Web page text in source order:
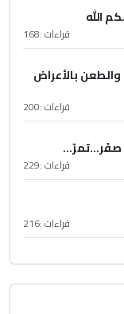
الله
قراءات :168
والطعن بالأعراض
قراءات :200
صفَر…تمرّ...
قراءات :229
قراءات :216